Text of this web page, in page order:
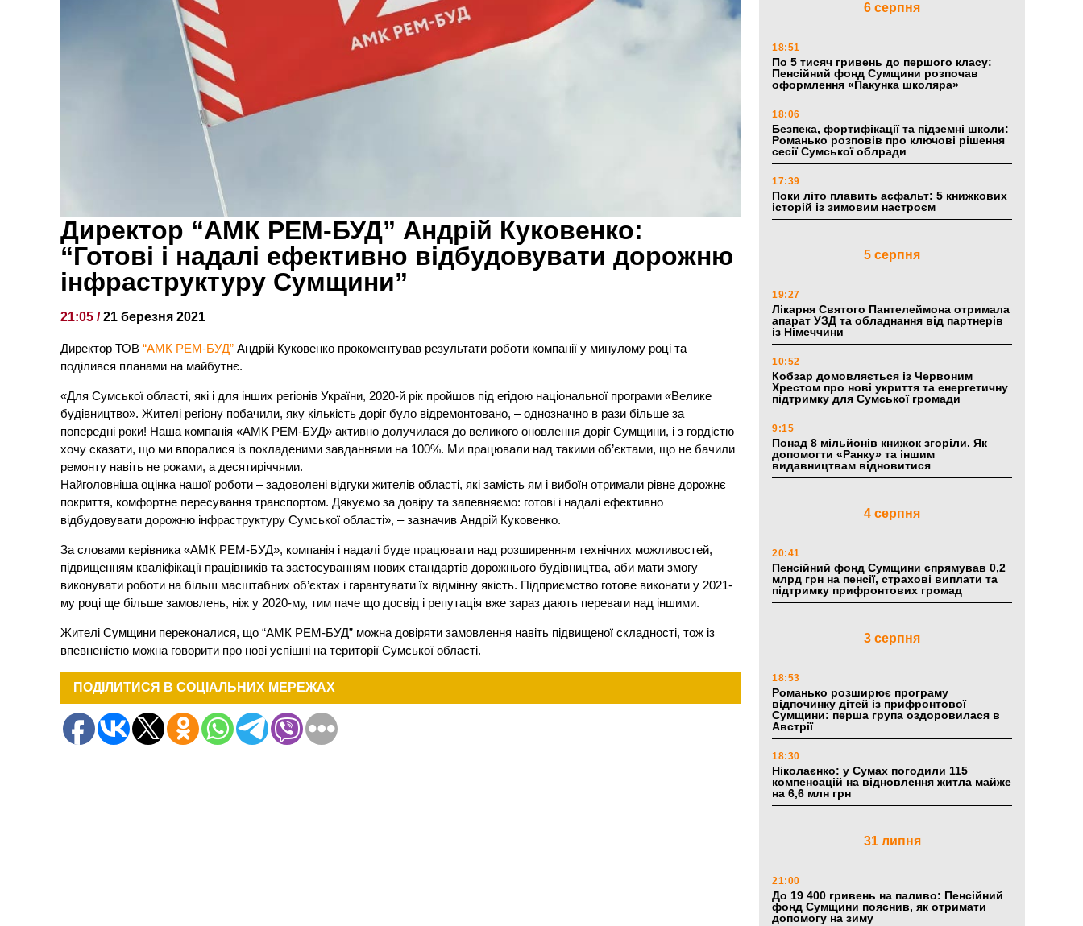
Директор “АМК РЕМ-БУД” Андрій Куковенко:
“Готові і надалі ефективно відбудовувати дорожню
інфраструктуру Сумщини”
21:05 /21 березня 2021
Директор ТОВ“АМК РЕМ-БУД” Андрій Куковенко прокоментував результати роботи компанії у минулому році та
поділився планами на майбутнє.
«Для Сумської області, які і для інших регіонів України, 2020-й рік пройшов під егідою національної програми «Велике
будівництво». Жителі регіону побачили, яку кількість доріг було відремонтовано, – однозначно в рази більше за
попередні роки! Наша компанія «АМК РЕМ-БУД» активно долучилася до великого оновлення доріг Сумщини, і з гордістю
хочу сказати, що ми впоралися із покладеними завданнями на 100%. Ми працювали над такими об’єктами, що не бачили
ремонту навіть не роками, а десятиріччями.
Найголовніша оцінка нашої роботи – задоволені відгуки жителів області, які замість ям і вибоїн отримали рівне дорожнє
покриття, комфортне пересування транспортом. Дякуємо за довіру та запевняємо: готові і надалі ефективно
відбудовувати дорожню інфраструктуру Сумської області», – зазначив Андрій Куковенко.
За словами керівника «АМК РЕМ-БУД», компанія і надалі буде працювати над розширенням технічних можливостей,
підвищенням кваліфікації працівників та застосуванням нових стандартів дорожнього будівництва, аби мати змогу
виконувати роботи на більш масштабних об’єктах і гарантувати їх відмінну якість. Підприємство готове виконати у 2021-
му році ще більше замовлень, ніж у 2020-му, тим паче що досвід і репутація вже зараз дають переваги над іншими.
Жителі Сумщини переконалися, що “АМК РЕМ-БУД” можна довіряти замовлення навіть підвищеної складності, тож із
впевненістю можна говорити про нові успішні на території Сумської області.
ПОДІЛИТИСЯ В СОЦІАЛЬНИХ МЕРЕЖАХ
6 серпня
18:51
По 5 тисяч гривень до першого класу:
Пенсійний фонд Сумщини розпочав
оформлення «Пакунка школяра»
18:06
Безпека, фортифікації та підземні школи:
Романько розповів про ключові рішення
сесії Сумської облради
17:39
Поки літо плавить асфальт: 5 книжкових
історій із зимовим настроєм
5 серпня
19:27
Лікарня Святого Пантелеймона отримала
апарат УЗД та обладнання від партнерів
із Німеччини
10:52
Кобзар домовляється із Червоним
Хрестом про нові укриття та енергетичну
підтримку для Сумської громади
9:15
Понад 8 мільйонів книжок згоріли. Як
допомогти «Ранку» та іншим
видавництвам відновитися
4 серпня
20:41
Пенсійний фонд Сумщини спрямував 0,2
млрд грн на пенсії, страхові виплати та
підтримку прифронтових громад
3 серпня
18:53
Романько розширює програму
відпочинку дітей із прифронтової
Сумщини: перша група оздоровилася в
Австрії
18:30
Ніколаєнко: у Сумах погодили 115
компенсацій на відновлення житла майже
на 6,6 млн грн
31 липня
21:00
До 19 400 гривень на паливо: Пенсійний
фонд Сумщини пояснив, як отримати
допомогу на зиму